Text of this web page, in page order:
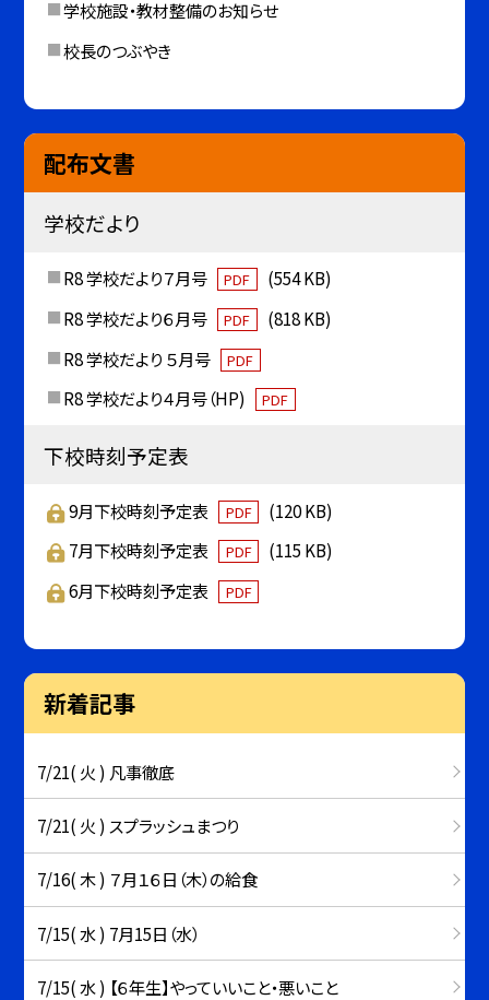
学校施設・教材整備のお知らせ
校長のつぶやき
配布文書
学校だより
R8 学校だより７月号 PDF
(554 KB)
R8 学校だより６月号
PDF
(818 KB)
R8 学校だより ５月号
PDF
R8 学校だより４月号（HP) PDF
下校時刻予定表
9月下校時刻予定表 PDF
(120 KB)
7月下校時刻予定表
PDF
(115 KB)
6月下校時刻予定表
PDF
新着記事
7/21( 火 ) 凡事徹底
7/21( 火 ) スプラッシュまつり
7/16( 木 ) ７月１６日（木）の給食
7/15( 水 ) 7月15日（水）
7/15( 水 ) 【６年生】やっていいこと・悪いこと